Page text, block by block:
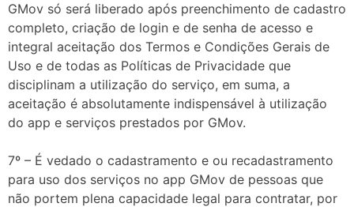
GMov só será liberado após preenchimento de cadastro
completo, criação de login e de senha de acesso e
integral aceitação dos Termos e Condições Gerais de
Uso e de todas as Políticas de Privacidade que
disciplinam a utilização do serviço, em suma, a
aceitação é absolutamente indispensável à utilização
do app e serviços prestados por GMov.
7º – É vedado o cadastramento e ou recadastramento
para uso dos serviços no app GMov de pessoas que
não portem plena capacidade legal para contratar, por